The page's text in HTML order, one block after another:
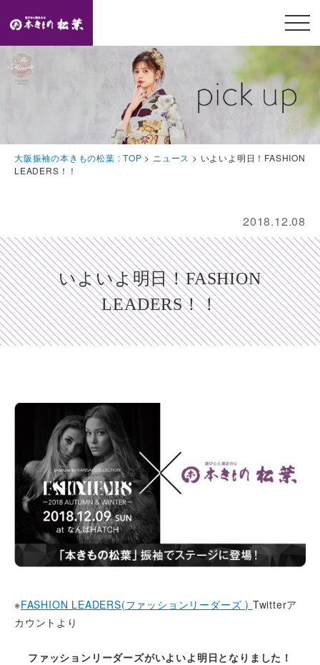
Feature
本きもの松葉の特徴
Collection
振袖コレクション
Plan
プラン
Shop list
Pick up
ピックアップ店舗
Blog
スタッフブログ
Gallery
お客様ギャラリー
Kimono Yuubi
メニ
ュー
大阪振袖の本きもの松葉 : TOP > ニュース > いよいよ明日！FASHION
LEADERS！！
2018.12.08
いよいよ明日！FASHION
LEADERS！！
※FASHION LEADERS(ファッションリーダーズ ) Twitterア
カウントより
ファッションリーダーズがいよいよ明日となりました！